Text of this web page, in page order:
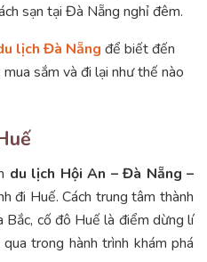
sạn tại Đà Nẵng nghỉ đêm.
lịch Đà Nẵng để biết đến
sắm và đi lại như thế nào
du lịch Hội An – Đà Nẵng –
đi Huế. Cách trung tâm thành
cố đô Huế là điểm dừng lí
trong hành trình khám phá